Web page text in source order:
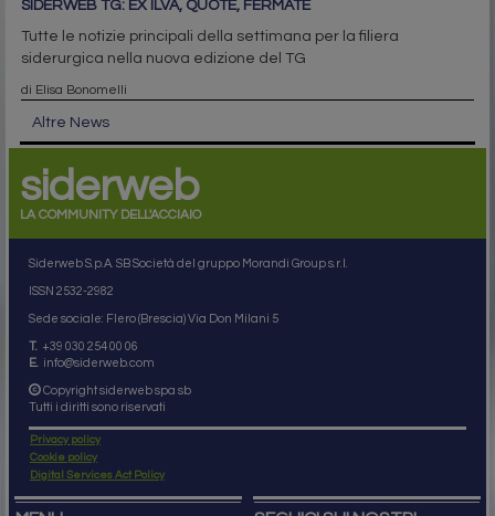
SIDERWEB TG: EX ILVA, QUOTE, FERMATE
Tutte le notizie principali della settimana per la filiera
siderurgica nella nuova edizione del TG
di Elisa Bonomelli
Altre News
siderweb
LA COMMUNITY DELL'ACCIAIO
Siderweb S.p.A. SB Società del gruppo Morandi Group s.r.l.
ISSN 2532-2982
Sede sociale: Flero (Brescia) Via Don Milani 5
T. +39 030 254 00 06
E.
info@siderweb.com
Copyright siderweb spa sb
Tutti i diritti sono riservati
Privacy policy
Cookie policy
Digital Services Act Policy